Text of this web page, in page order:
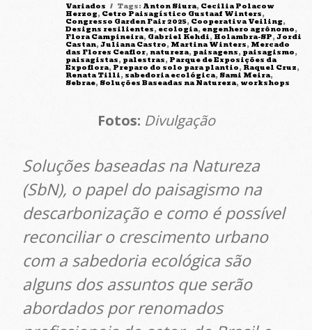
Variados / Tags: Anton Siura, Cecilia Polacow
Herzog, Cetro Paisagístico Gustaaf Winters,
Congresso Garden Fair 2025, Cooperativa Veiling,
Designs resilientes, ecologia, engenhero agrônomo,
Flora Campineira, Gabriel Kehdi, Holambra-SP,Jordi
Castan,Juliana Castro, Martina Winters, Mercado
das Flores Ceaflor, natureza, paisagens, paisagismo,
paisagistas, palestras, Parque de Exposições da
Expoflora, Preparo do solo para plantio, Raquel Cruz,
Renata Tilli, sabedoria ecológica, Sami Meira,
Sebrae, Soluções Baseadas na Natureza, workshops
Fotos: Divulgação
Soluções baseadas na Natureza
(SbN), o papel do paisagismo na
descarbonização e como é possível
reconciliar o crescimento urbano
com a sabedoria ecológica são
alguns dos assuntos que serão
abordados por renomados